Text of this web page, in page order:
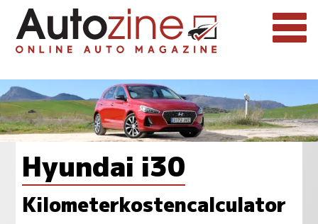
Hyundai i30
Kilometerkostencalculator